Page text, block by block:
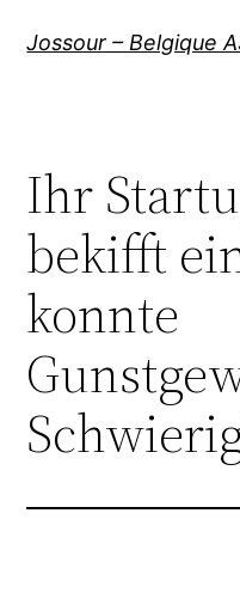
Jossour – Belgique
Ihr
bekifft
konnte